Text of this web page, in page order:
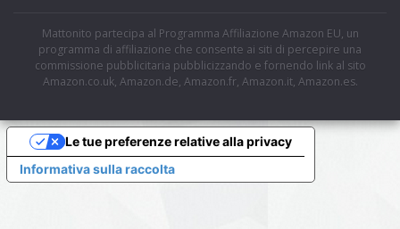
Mattonito partecipa al Programma Affiliazione Amazon EU, un
programma di affiliazione che consente ai siti di percepire una
commissione pubblicitaria pubblicizzando e fornendo link al sito
Amazon.co.uk, Amazon.de, Amazon.fr, Amazon.it, Amazon.es.
Informativa sulla raccolta
Le tue preferenze relative alla privacy